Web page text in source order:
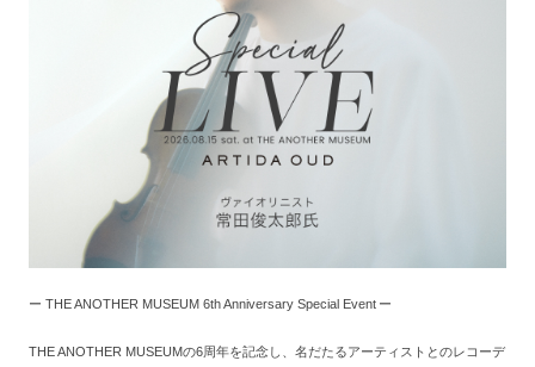
ー THE ANOTHER MUSEUM 6th Anniversary Special Event ー
THE ANOTHER MUSEUMの6周年を記念し、名だたるアーティストとのレコーデ